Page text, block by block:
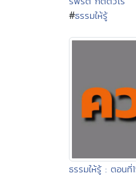
#ธรรมให้รู้
ธรรมให้รู้ : ตอนที่